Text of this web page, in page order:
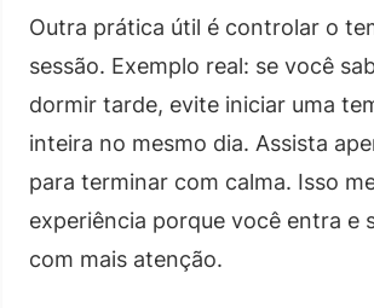
Outra prática útil é controlar o
sessão. Exemplo real: se você
dormir tarde, evite iniciar uma
inteira no mesmo dia. Assista
para terminar com calma. Isso
experiência porque você entra e
com mais atenção.